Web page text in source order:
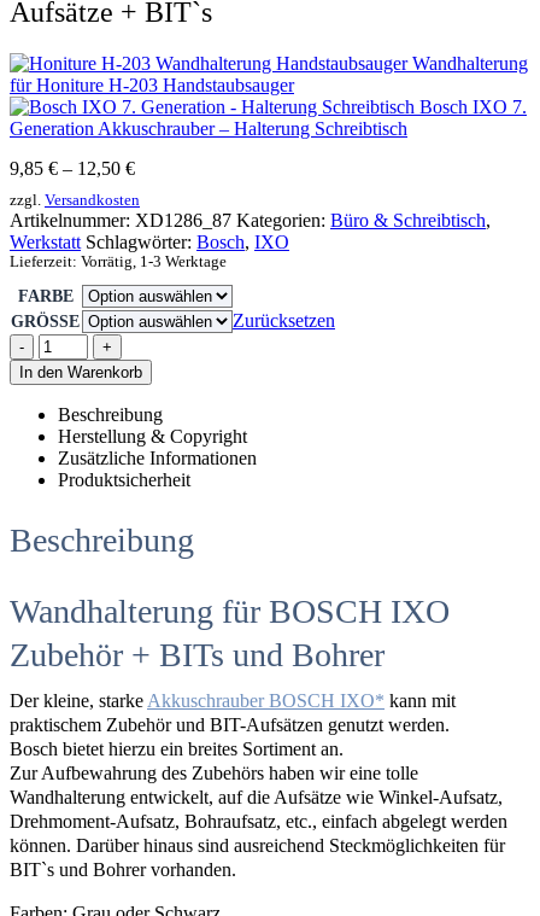
Aufsätze + BIT`s
Wandhalterung
für Honiture H-203 Handstaubsauger
Bosch IXO 7.
Generation Akkuschrauber – Halterung Schreibtisch
9,85 € – 12,50 €
zzgl. Versandkosten
Artikelnummer: XD1286_87 Kategorien: Büro & Schreibtisch,
Werkstatt Schlagwörter: Bosch, IXO
Lieferzeit: Vorrätig, 1-3 Werktage
FARBE
GRÖSSE
Zurücksetzen
-
+
In den Warenkorb
Beschreibung
Herstellung & Copyright
Zusätzliche Informationen
Produktsicherheit
Beschreibung
Wandhalterung für BOSCH IXO
Zubehör + BITs und Bohrer
Der kleine, starke Akkuschrauber BOSCH IXO
kann mit
praktischem Zubehör und BIT-Aufsätzen genutzt werden.
Bosch bietet hierzu ein breites Sortiment an.
Zur Aufbewahrung des Zubehörs haben wir eine tolle
Wandhalterung entwickelt, auf die Aufsätze wie Winkel-Aufsatz,
Drehmoment-Aufsatz, Bohraufsatz, etc., einfach abgelegt werden
können. Darüber hinaus sind ausreichend Steckmöglichkeiten für
BIT`s und Bohrer vorhanden.